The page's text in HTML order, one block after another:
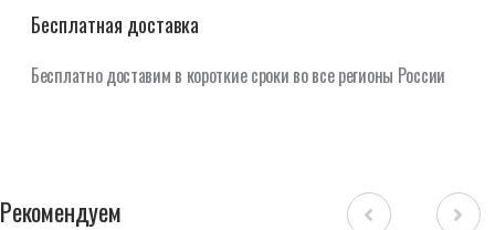
Бесплатная доставка
Бесплатно доставим в короткие сроки во все регионы России
Рекомендуем